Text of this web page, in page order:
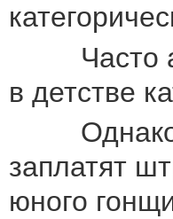
Часто
в детстве
Однако в
заплатят
юного